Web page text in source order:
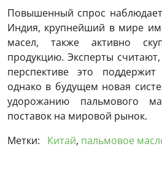
Повышенный спрос
Индия, крупнейший в мире
масел, также активно
продукцию. Эксперты
перспективе это
однако в будущем новая
удорожанию пальмового
поставок на мировой рынок.
Метки:
Китай, пальмовое